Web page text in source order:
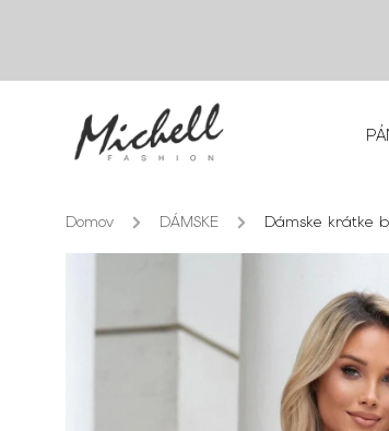
Domov / DÁMSKE / Dámske krátke